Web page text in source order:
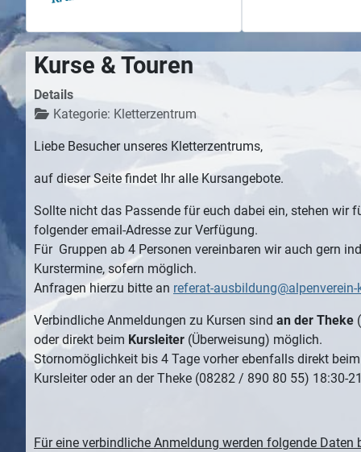
Kurse & Touren
Details
Kategorie: Kletterzentrum
Liebe Besucher unseres Kletterzentrums,
auf dieser Seite findet Ihr alle Kursangebote.
Sollte nicht das Passende für euch dabei ein, stehen wir
folgender email-Adresse zur Verfügung.
Für Gruppen ab 4 Personen vereinbaren wir auch gern
Kurstermine, sofern möglich.
Anfragen hierzu bitte an referat-
Verbindliche Anmeldungen zu Kursen sind an der Theke
oder direkt beim Kursleiter (Überweisung) möglich.
Stornomöglichkeit bis 4 Tage vorher ebenfalls direkt beim
Kursleiter oder an der Theke (08282 / 890 80 55) 18:30-
Für eine verbindliche Anmeldung werden folgende Daten